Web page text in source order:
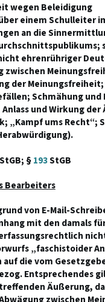
wegen Beleidigung
einem Schulleiter
an die
ehrenrühriger
zwischen
der Meinungsfreiheit;
Schmähung
und Wirkung der
„Kampf ums Recht“;
StGB; §193StGB
Bearbeiters
von E-Mail-
mit den damals
„faschistoider
die vom
Entsprechendes
Äußerung,